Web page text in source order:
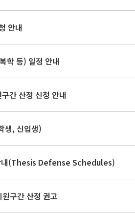
안내
학 등) 일정 안내
간 산정 신청 안내
생, 신입생)
내(Thesis Defense Schedules)
구간 산정 권고